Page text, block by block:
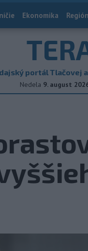
Ekonomika
portál Tlačovej
Nedela 9. august